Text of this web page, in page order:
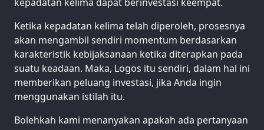
Ketika kepadatan kelima telah diperoleh, prosesnya
akan mengambil sendiri momentum berdasarkan
karakteristik kebijaksanaan ketika diterapkan pada
suatu keadaan. Maka, Logos itu sendiri, dalam hal ini
memberikan peluang investasi, jika Anda ingin
menggunakan istilah itu.
Bolehkah kami menanyakan apakah ada pertanyaan